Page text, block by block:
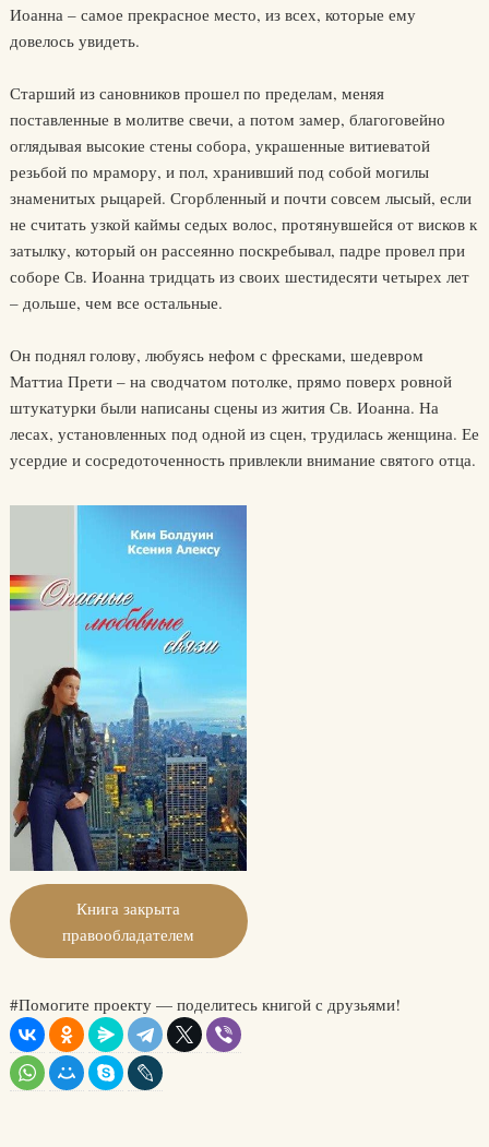
Иоанна – самое прекрасное место, из всех, которые ему
довелось увидеть.
Старший из сановников прошел по пределам, меняя
поставленные в молитве свечи, а потом замер, благоговейно
оглядывая высокие стены собора, украшенные витиеватой
резьбой по мрамору, и пол, хранивший под собой могилы
знаменитых рыцарей. Сгорбленный и почти совсем лысый, если
не считать узкой каймы седых волос, протянувшейся от висков к
затылку, который он рассеянно поскребывал, падре провел при
соборе Св. Иоанна тридцать из своих шестидесяти четырех лет
– дольше, чем все остальные.
Он поднял голову, любуясь нефом с фресками, шедевром
Маттиа Прети – на сводчатом потолке, прямо поверх ровной
штукатурки были написаны сцены из жития Св. Иоанна. На
лесах, установленных под одной из сцен, трудилась женщина. Ее
усердие и сосредоточенность привлекли внимание святого отца.
Книга закрыта
правообладателем
#Помогите проекту — поделитесь книгой с друзьями!